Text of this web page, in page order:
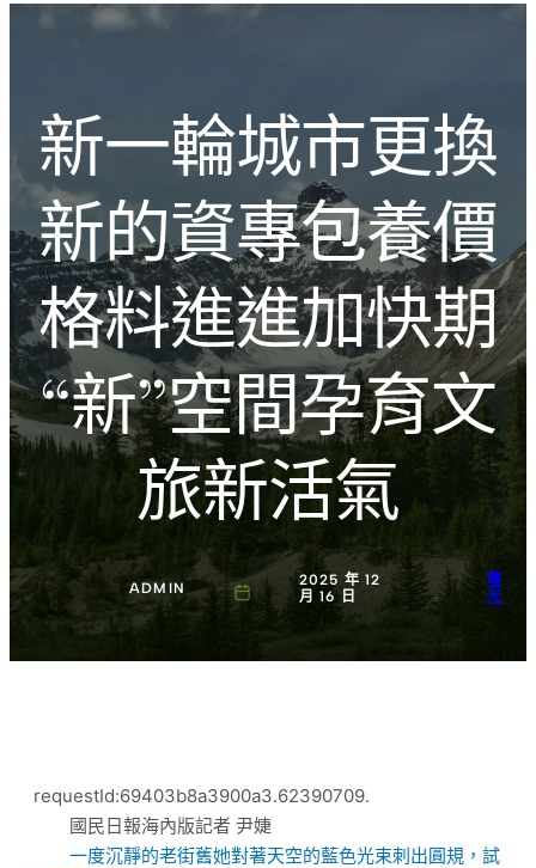
Introducing the Savara collection of luxury resorts
文化的激盪
新一輪城市更換
新的資專包養價
格料進進加快期
“新”空間孕育文
旅新活氣
ADMIN
2025 年 12
月 16 日
曙
光
requestId:69403b8a3900a3.62390709.
國民日報海內版記者 尹婕
一度沉靜的老街舊她對著天空的藍色光束刺出圓規，試